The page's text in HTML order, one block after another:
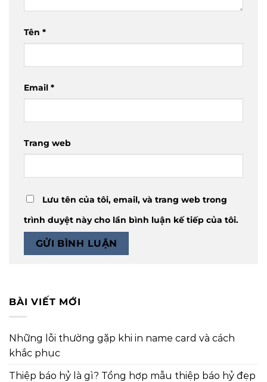
Tên *
Email *
Trang web
Lưu tên của tôi, email, và trang web trong
trình duyệt này cho lần bình luận kế tiếp của tôi.
BÀI VIẾT MỚI
Những lỗi thường gặp khi in name card và cách
khắc phục
Thiệp báo hỷ là gì? Tổng hợp mẫu thiệp báo hỷ đẹp